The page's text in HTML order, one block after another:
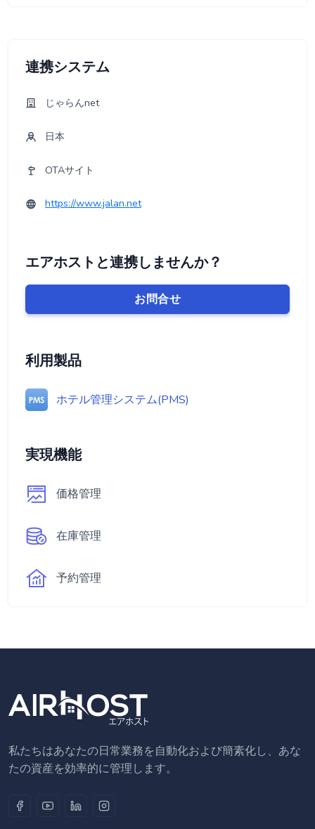
連携システム
じゃらんnet
日本
OTAサイト
https://www.jalan.net
エアホストと連携しませんか？
お問合せ
利用製品
ホテル管理システム(PMS)
実現機能
価格管理
在庫管理
予約管理
私たちはあなたの日常業務を自動化および簡素化し、あな
たの資産を効率的に管理します。